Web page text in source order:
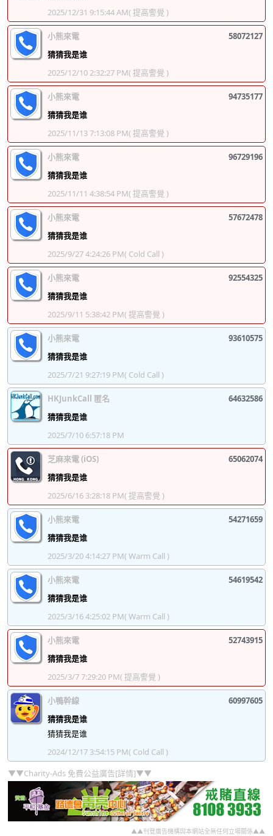
2025/12/31 9:15:44 AM( 提高警覺 )
小熊來電
58072127
猜猜我是谁
2025/12/10 2:32:27 PM( 提高警覺 )
小熊來電
94735177
猜猜我是谁
2025/11/13 7:13:08 PM( 提高警覺 )
小熊來電
96729196
猜猜我是谁
2025/11/11 4:38:54 PM( 提高警覺 )
小熊來電
57672478
猜猜我是谁
2025/9/27 4:24:26 PM( Cold Call )
小熊來電
92554325
猜猜我是谁
2025/9/11 5:38:42 PM( 提高警覺 )
小熊來電
93610575
猜猜我是谁
2025/7/21 9:27:19 PM( Cold Call )
HKJunkCall 匿名
64632586
猜猜我是谁
2025/7/10 6:57:18 PM
芝麻來電 (iOS)
65062074
猜猜我是谁
2025/6/16 3:28:18 PM( 提高警覺 )
小熊來電
54271659
猜猜我是谁
2025/3/20 4:14:27 PM( Warm Call )
小熊來電
54619542
猜猜我是谁
2025/3/16 4:25:02 PM( Warm Call )
小熊來電
52743915
猜猜我是谁
2025/3/7 7:29:20 PM( 提高警覺 )
小鴨幹線
60997605
猜猜我是谁
猜猜我是谁
2024/12/17 3:54:15 PM( Cold Call )
▼▼Charity-Ads 免費公益廣告[詳情]▼▼
▲▲刊登廣告機構與本網站全無任何立場關係▲▲